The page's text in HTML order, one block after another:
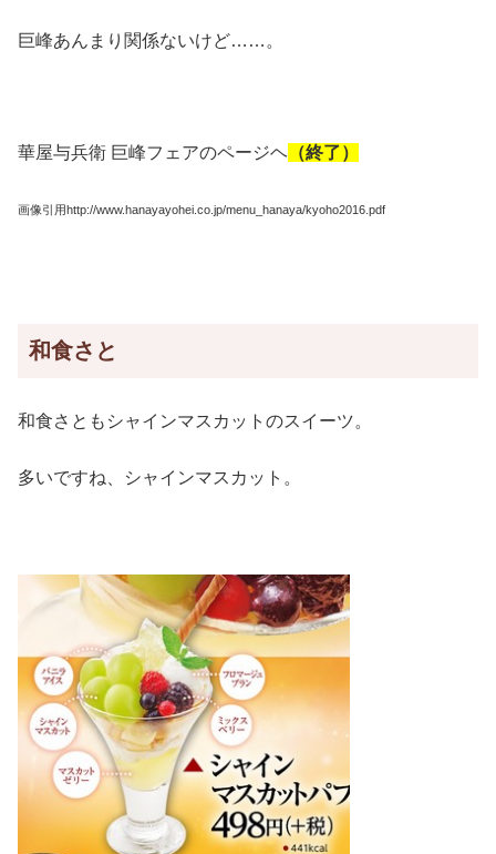
巨峰あんまり関係ないけど……。
華屋与兵衛 巨峰フェアのページヘ （終了）
画像引用http://www.hanayayohei.co.jp/menu_hanaya/kyoho2016.pdf
和食さと
和食さともシャインマスカットのスイーツ。
多いですね、シャインマスカット。